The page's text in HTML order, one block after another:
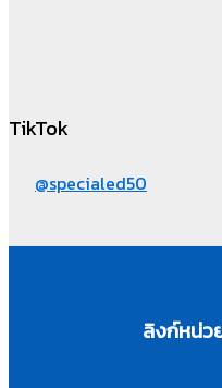
TikTok
@specialed50
ลิงก์หน่ว